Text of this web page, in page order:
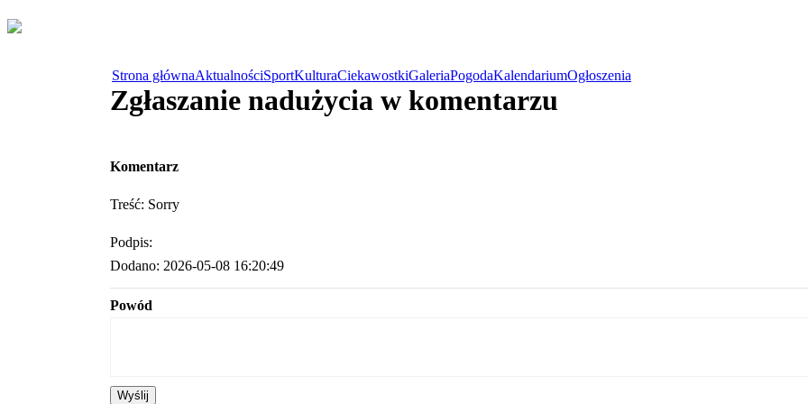
Strona głównaAktualnościSportKulturaCiekawostkiGaleriaPogodaKalendariumOgłoszenia
Zgłaszanie nadużycia w komentarzu
Komentarz
Treść: Sorry
Podpis:
Dodano: 2026-05-08 16:20:49
Powód
Wyślij